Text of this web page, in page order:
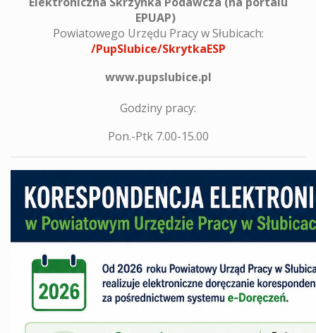
EPUAP)
Powiatowego Urzędu Pracy w Słubicach:
/PupSlubice/SkrytkaESP
www.pupslubice.pl
Godziny pracy:
Pon.-Ptk 7.00-15.00